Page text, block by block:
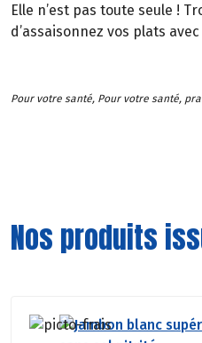
Elle n’est pas toute seule !
d’assaisonnez vos plats
Pour votre santé, Pour votre santé,
Nos produits